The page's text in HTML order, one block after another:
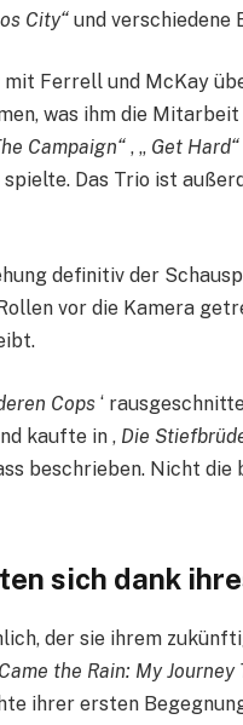
City“ und verschiedene
Ferrell und McKay
was ihm die Mitarbeit
Campaign“ , „ Get Hard“
Das Trio ist
definitiv der
vor die Kamera
Cops ‘
kaufte in ‚ Die
beschrieben. Nicht
sich dank
der sie ihrem
the Rain: My
ihrer ersten